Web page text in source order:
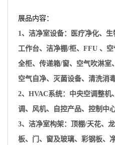
展品内容：
1、洁净室设备：医疗净化、
工作台、洁净棚/柜、FFU 、
全柜、传递箱/窗、空气吹淋室
空气自净、灭菌设备、清洗消
2、HVAC系统：中央空调整机
调、风机、自控产品、控制中
3、洁净室构架：顶棚/天花、
板、门、窗及玻璃、彩钢板、